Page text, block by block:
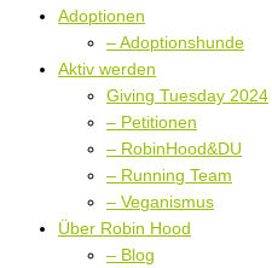
Adoptionen
– Adoptionshunde
Aktiv werden
Giving Tuesday 2024
– Petitionen
– RobinHood&DU
– Running Team
– Veganismus
Über Robin Hood
– Blog